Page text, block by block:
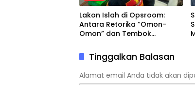
Lakon Islah di Opsroom:
Antara Retorika “Omon-
Omon” dan Tembok
Tinggalkan Balasan
Alamat email Anda tidak akan